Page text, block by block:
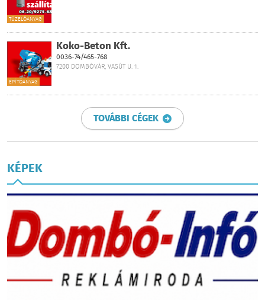
TÜZELŐANYAG
ÉPÍTŐANYAG
Koko-Beton Kft.
0036-74/465-768
7200 DOMBÓVÁR, VASÚT U. 1.
TOVÁBBI CÉGEK
KÉPEK